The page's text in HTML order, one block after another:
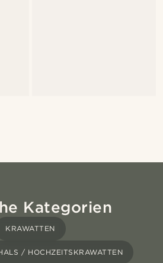
Kategorien
KRAWATTEN
/ HOCHZEITSKRAWATTEN